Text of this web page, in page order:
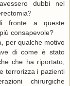
dubbi nel
fronte a queste
consapevole?
per qualche motivo
di come è stato
che ha riportato,
terrorizza i pazienti
chirurgiche